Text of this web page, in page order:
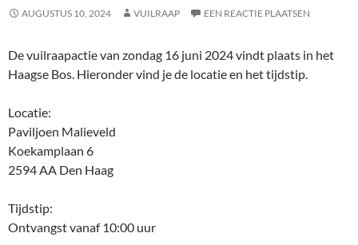
AUGUSTUS 10, 2024 VUILRAAP EEN REACTIE PLAATSEN
De vuilraapactie van zondag 16 juni 2024 vindt plaats in het
Haagse Bos. Hieronder vind je de locatie en het tijdstip.
Locatie:
Paviljoen Malieveld
Koekamplaan 6
2594 AA Den Haag
Tijdstip:
Ontvangst vanaf 10:00 uur